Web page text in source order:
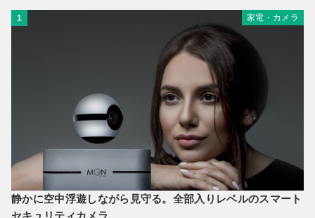
1 家電・カメラ
静かに空中浮遊しながら見守る。全部入りレベルのスマート
セキュリティカメラ